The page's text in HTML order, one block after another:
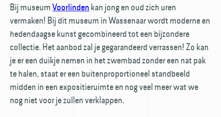
Bij museumVoorlinden kan jong en oud zich uren
vermaken! Bij dit museum in Wassenaar wordt moderne en
hedendaagse kunst gecombineerd tot een bijzondere
collectie. Het aanbod zal je gegarandeerd verrassen! Zo kan
je er een duikje nemen in het zwembad zonder een nat pak
te halen, staat er een buiten­proportioneel stand­beeld
midden in een expositieruimte en nog veel meer wat we
nog niet voor je zullen verklappen.